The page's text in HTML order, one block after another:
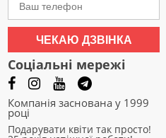
ЧЕКАЮ ДЗВІНКА
Соціальні мережі
Компанія заснована у 1999
році
Подарувати квіти так просто!